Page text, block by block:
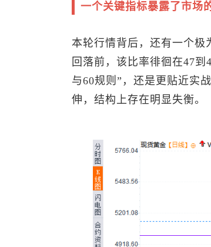
一个关键指标暴露了市场
本轮行情背后，还有一个极
回落前，该比率徘徊在47
与60规则”，还是更贴近实
伸，结构上存在明显失衡。